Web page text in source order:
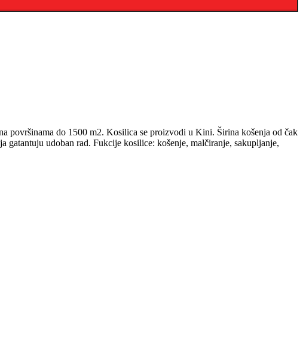
površinama do 1500 m2. Kosilica se proizvodi u Kini. Širina košenja od čak
gatantuju udoban rad. Fukcije kosilice: košenje, malčiranje, sakupljanje,